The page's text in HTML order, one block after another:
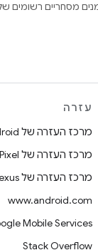
עזרה
מרכז העזרה של Android
מרכז העזרה של Pixel
מרכז העזרה של Nexus
www.android.com
Mobile Services
Stack Overflow